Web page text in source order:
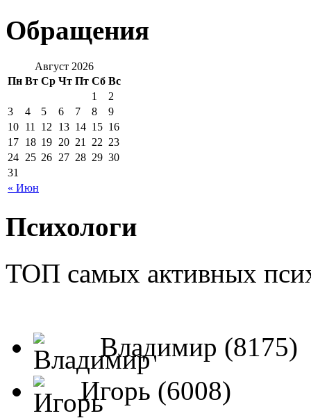
Обращения
Август 2026
Пн Вт Ср Чт Пт Сб Вс
« Июн
1
2
3
4 5 6 7 8
9
10 11 12 13 14 15 16
17 18 19 20 21 22 23
24 25 26 27 28 29 30
31
Психологи
ТОП самых активных
Владимир (8175)
Игорь (6008)